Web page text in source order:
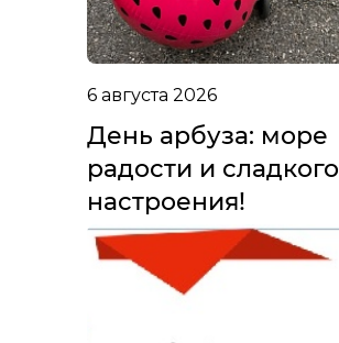
6 августа 2026
День арбуза: море
радости и сладкого
настроения!